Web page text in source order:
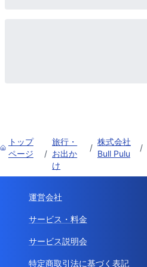
トップ
ページ
/
旅行・
お出か
け
/
株式会社
Bull Pulu
/
運営会社
サービス・料金
サービス説明会
特定商取引法に基づく表記